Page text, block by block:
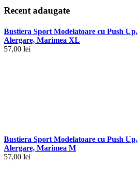
Recent adaugate
Bustiera Sport Modelatoare cu Push
Alergare, Marimea XL
57,00 lei
Bustiera Sport Modelatoare cu Push
Alergare, Marimea M
57,00 lei